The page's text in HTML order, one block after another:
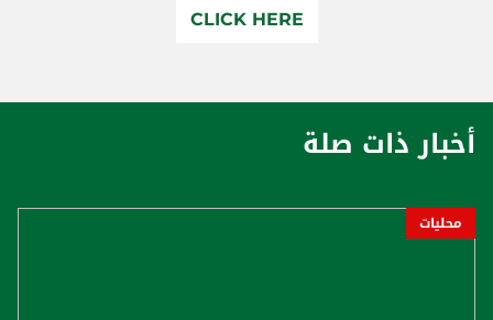
CLICK HERE
أخبار ذات صلة
محليات